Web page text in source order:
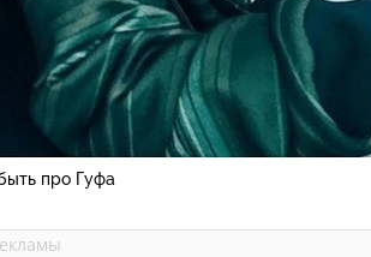
про Гуфа